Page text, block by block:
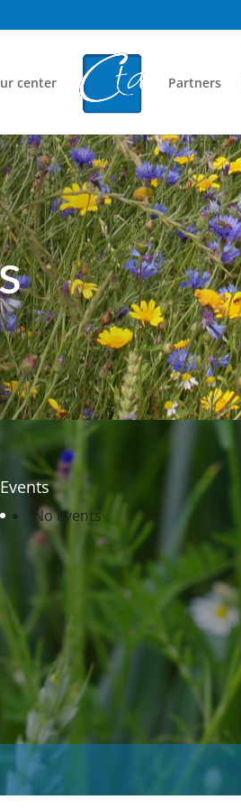
center Partners
Events
No events